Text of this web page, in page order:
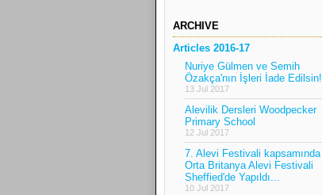
ARCHIVE
Articles 2016-17
Nuriye Gülmen ve Semih
Özakça'nın İşleri İade Edilsin!
13 Jul 2017
Alevilik Dersleri Woodpecker
Primary School
12 Jul 2017
7. Alevi Festivali kapsamında
Orta Britanya Alevi Festivali
Sheffied'de Yapıldı...
10 Jul 2017